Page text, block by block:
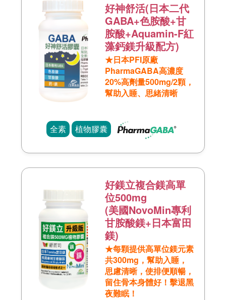
好神舒活(日本二代
GABA+色胺酸+甘
胺酸+Aquamin-F紅
藻鈣鎂升級配方)
★日本PFI原廠
PharmaGABA高濃度
20%高劑量500mg/2顆，
幫助入睡、思緒清晰
全素 植物膠囊
好鎂立複合鎂高單
位500mg
(美國NovoMin專利
甘胺酸鎂+日本富田
鎂)
★每顆提供高單位鎂元素
共300mg，幫助入睡，
思慮清晰，使排便順暢，
留住骨本身體好！擊退黑
夜難眠！